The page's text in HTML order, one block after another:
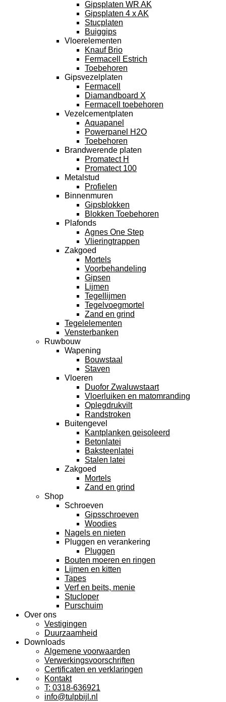
Gipsplaten WR AK
Gipsplaten 4 x AK
Stucplaten
Buiggips
Vloerelementen
Knauf Brio
Fermacell Estrich
Toebehoren
Gipsvezelplaten
Fermacell
Diamandboard X
Fermacell toebehoren
Vezelcementplaten
Aquapanel
Powerpanel H2O
Toebehoren
Brandwerende platen
Promatect H
Promatect 100
Metalstud
Profielen
Binnenmuren
Gipsblokken
Blokken Toebehoren
Plafonds
Agnes One Step
Vlieringtrappen
Zakgoed
Mortels
Voorbehandeling
Gipsen
Lijmen
Tegellijmen
Tegelvoegmortel
Zand en grind
Tegelelementen
Vensterbanken
Ruwbouw
Wapening
Bouwstaal
Staven
Vloeren
Duofor Zwaluwstaart
Vloerluiken en matomranding
Oplegdrukvilt
Randstroken
Buitengevel
Kantplanken geisoleerd
Betonlatei
Baksteenlatei
Stalen latei
Zakgoed
Mortels
Zand en grind
Shop
Schroeven
Gipsschroeven
Woodies
Nagels en nieten
Pluggen en verankering
Pluggen
Bouten moeren en ringen
Lijmen en kitten
Tapes
Verf en beits, menie
Stucloper
Purschuim
Over ons
Vestigingen
Duurzaamheid
Downloads
Algemene voorwaarden
Verwerkingsvoorschriften
Certificaten en verklaringen
Kontakt
T: 0318-636921
info@tulpbijl.nl